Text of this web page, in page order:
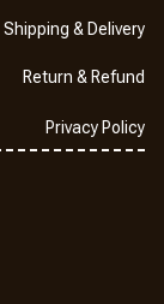
Shipping & Delivery
Return & Refund
Privacy Policy